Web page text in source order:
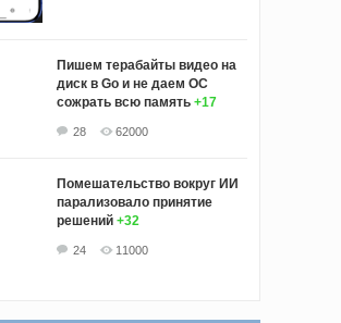
Пишем терабайты видео на
диск в Go и не даем ОС
сожрать всю память +17
28 62000
Помешательство вокруг ИИ
парализовало принятие
решений +32
24 11000